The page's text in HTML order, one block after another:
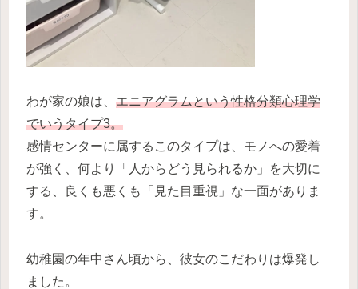
わが家の娘は、 エニアグラムという性格分類心理学
でいうタイプ3。
感情センターに属するこのタイプは、モノへの愛着
が強く、何より「人からどう見られるか」を大切に
する、良くも悪くも「見た目重視」な一面がありま
す。
幼稚園の年中さん頃から、彼女のこだわりは爆発し
ました。